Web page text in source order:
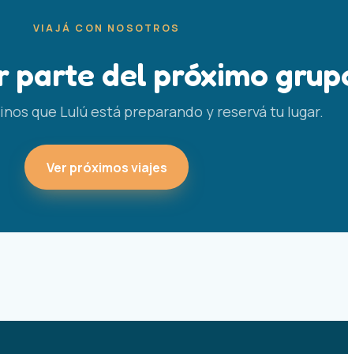
VIAJÁ CON NOSOTROS
parte del próximo
que Lulú está preparando y reservá tu lugar.
Ver próximos viajes